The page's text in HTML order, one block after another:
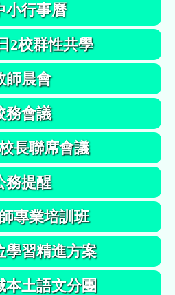
小行事曆
2校群性共學
師晨會
務會議
長聯席會議
務提醒
專業培訓班
學習精進方案
本土語文分團